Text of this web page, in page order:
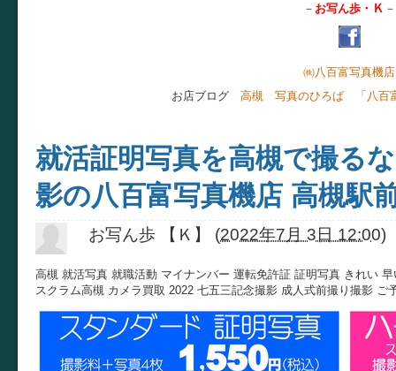
－ お写ん歩・ Ｋ －
㈱八百富写真機店
お店ブログ 高槻 写真のひろば 「八百
就活証明写真を高槻で撮る
影の八百富写真機店 高槻駅
お写ん歩 【Ｋ】 (2022年7月 3日 12:00)
高槻 就活写真 就職活動 マイナンバー 運転免許証 証明写真 きれい
スクラム高槻 カメラ買取 2022 七五三記念撮影 成人式前撮り撮影 ご